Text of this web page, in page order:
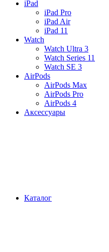
iPad
iPad Pro
iPad Air
iPad 11
Watch
Watch Ultra 3
Watch Series 11
Watch SE 3
AirPods
AirPods Max
AirPods Pro
AirPods 4
Аксессуары
Каталог